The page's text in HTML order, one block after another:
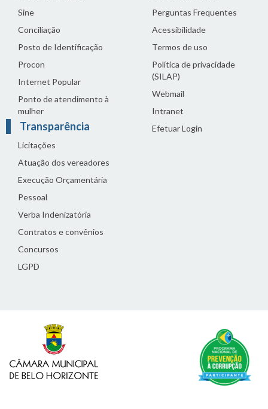
Sine
Conciliação
Posto de Identificação
Procon
Internet Popular
Ponto de atendimento à
mulher
Transparência
Licitações
Atuação dos vereadores
Execução Orçamentária
Pessoal
Verba Indenizatória
Contratos e convênios
Concursos
LGPD
Perguntas Frequentes
Acessibilidade
Termos de uso
Política de privacidade
(SILAP)
Webmail
Intranet
Efetuar Login